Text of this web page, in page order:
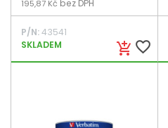
add_shopping_cart favorite_border
195,87 Kč bez DPH
P/N:43541
SKLADEM